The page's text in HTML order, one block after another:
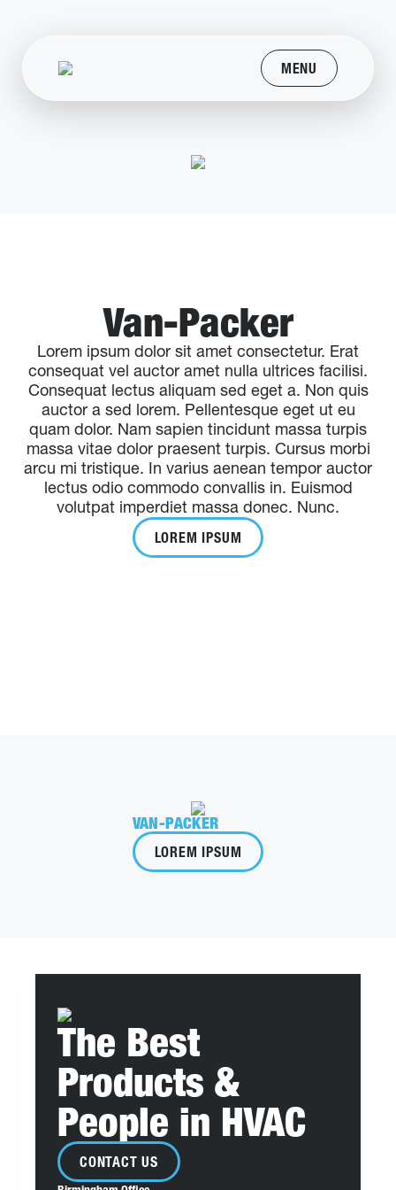
MENU
Van-Packer
Lorem ipsum dolor sit amet consectetur. Erat
consequat vel auctor amet nulla ultrices facilisi.
Consequat lectus aliquam sed eget a. Non quis
auctor a sed lorem. Pellentesque eget ut eu
quam dolor. Nam sapien tincidunt massa turpis
massa vitae dolor praesent turpis. Cursus morbi
arcu mi tristique. In varius aenean tempor auctor
lectus odio commodo convallis in. Euismod
volutpat imperdiet massa donec. Nunc.
LOREM IPSUM
VAN-PACKER
LOREM IPSUM
The Best
Products &
People in HVAC
CONTACT US